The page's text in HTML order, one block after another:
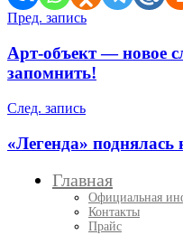
Навигация
по
записям
Пред. запись
Арт-объект — новое
запомнить!
След. запись
«Легенда»
Главная
Официальная
Контакты
Прайс